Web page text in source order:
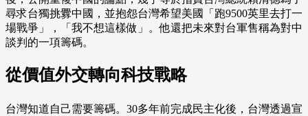
尋求台獨挑釁中國，並抱怨台灣希望美國「跑9500英里去打一
場戰爭」，「我不想這樣做」。他還把未來對台軍售稱為對中
談判的一項籌碼。
從價值外交轉向科技戰略
台灣知道自己需要籌碼。30多年前完成民主化後，台灣透過宣